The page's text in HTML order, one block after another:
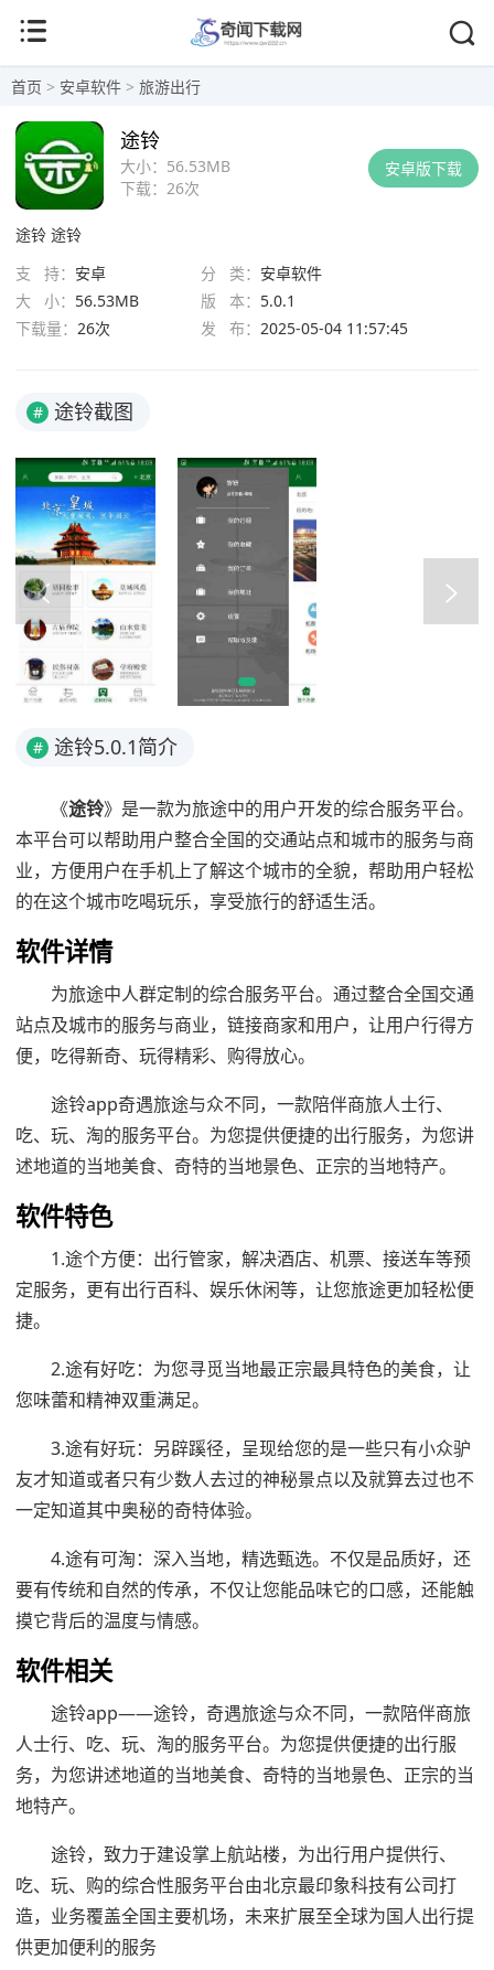
首页 > 安卓软件 > 旅游出行
安卓版下载
大小： 56.53MB
下载： 26次
途铃
途铃 途铃
支 持： 安卓 分 类： 安卓软件
大 小： 56.53MB 版 本： 5.0.1
下载量： 26次 发 布： 2025-05-04 11:57:45
# 途铃截图
# 途铃5.0.1简介
《途铃》是一款为旅途中的用户开发的综合服务平台。
本平台可以帮助用户整合全国的交通站点和城市的服务与商
业，方便用户在手机上了解这个城市的全貌，帮助用户轻松
的在这个城市吃喝玩乐，享受旅行的舒适生活。
软件详情
为旅途中人群定制的综合服务平台。通过整合全国交通
站点及城市的服务与商业，链接商家和用户，让用户行得方
便，吃得新奇、玩得精彩、购得放心。
途铃app奇遇旅途与众不同，一款陪伴商旅人士行、
吃、玩、淘的服务平台。为您提供便捷的出行服务，为您讲
述地道的当地美食、奇特的当地景色、正宗的当地特产。
软件特色
1.途个方便：出行管家，解决酒店、机票、接送车等预
定服务，更有出行百科、娱乐休闲等，让您旅途更加轻松便
捷。
2.途有好吃：为您寻觅当地最正宗最具特色的美食，让
您味蕾和精神双重满足。
3.途有好玩：另辟蹊径，呈现给您的是一些只有小众驴
友才知道或者只有少数人去过的神秘景点以及就算去过也不
一定知道其中奥秘的奇特体验。
4.途有可淘：深入当地，精选甄选。不仅是品质好，还
要有传统和自然的传承，不仅让您能品味它的口感，还能触
摸它背后的温度与情感。
软件相关
途铃app——途铃，奇遇旅途与众不同，一款陪伴商旅
人士行、吃、玩、淘的服务平台。为您提供便捷的出行服
务，为您讲述地道的当地美食、奇特的当地景色、正宗的当
地特产。
途铃，致力于建设掌上航站楼，为出行用户提供行、
吃、玩、购的综合性服务平台由北京最印象科技有公司打
造，业务覆盖全国主要机场，未来扩展至全球为国人出行提
供更加便利的服务